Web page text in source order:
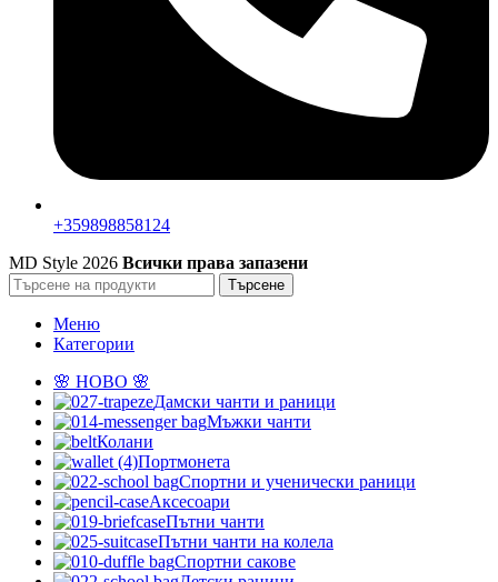
+359898858124
MD Style 2026 Всички права запазени
Търсене
Меню
Категории
🌸 НОВО 🌸
Дамски чанти и раници
Мъжки чанти
Колани
Портмонета
Спортни и ученически раници
Аксесоари
Пътни чанти
Пътни чанти на колела
Спортни сакове